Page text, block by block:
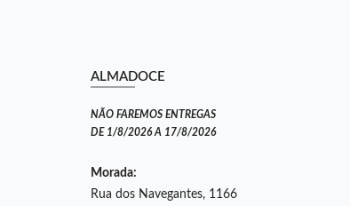
ALMADOCE
NÃO FAREMOS ENTREGAS
DE 1/8/2026 A 17/8/2026
Morada:
Rua dos Navegantes, 1166